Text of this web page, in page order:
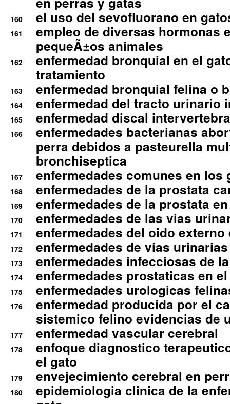
160 el uso del sevofluorano en
161
empleo de diversas hormonas
pequeÃ±os animales
162
enfermedad bronquial en el
tratamiento
163 enfermedad bronquial felina o
164 enfermedad del tracto urinario
165 enfermedad discal
166
enfermedades bacterianas
perra debidos a pasteurella
bronchiseptica
167 enfermedades comunes en los
168 enfermedades de la prostata
169 enfermedades de la prostata
170 enfermedades de las vias
171 enfermedades del oido
172 enfermedades de vias
173 enfermedades infecciosas de
174 enfermedades prostaticas en
175 enfermedades urologicas
176
enfermedad producida por el
sistemico felino evidencias de
177 enfermedad vascular cerebral
178
enfoque diagnostico
el gato
179 envejecimiento cerebral en
180
epidemiologia clinica de la